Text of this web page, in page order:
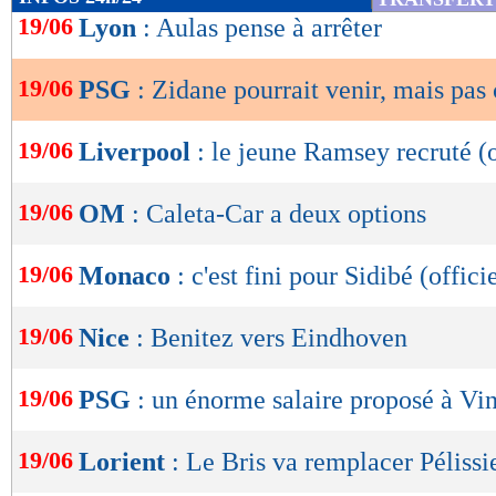
de
lecture
OK
19/06 Lyon : Aulas pense à arrêter
19/06 PSG : Zidane pourrait venir, mais pas
19/06 Liverpool : le jeune Ramsey recruté
19/06 OM : Caleta-Car a deux options
19/06 Monaco : c'est fini pour Sidibé
19/06 Nice : Benitez vers Eindhoven
19/06 PSG : un énorme salaire proposé à
19/06 Lorient : Le Bris va remplacer